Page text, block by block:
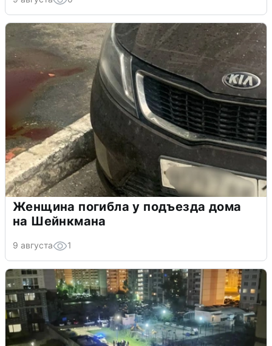
Женщина погибла у подъезда дома
на Шейнкмана
9 августа 1